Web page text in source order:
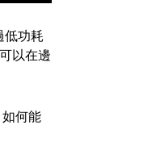
低功耗
以在邊
何能